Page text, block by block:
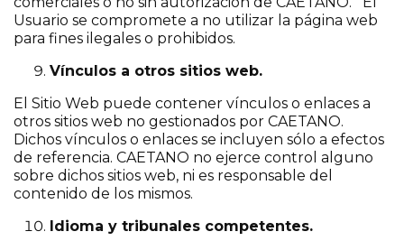
Usuario se compromete a no utilizar la página web
para fines ilegales o prohibidos.
Vínculos a otros sitios web.
El Sitio Web puede contener vínculos o enlaces a
otros sitios web no gestionados por CAETANO.
Dichos vínculos o enlaces se incluyen sólo a efectos
de referencia. CAETANO no ejerce control alguno
sobre dichos sitios web, ni es responsable del
contenido de los mismos.
Idioma y tribunales competentes.